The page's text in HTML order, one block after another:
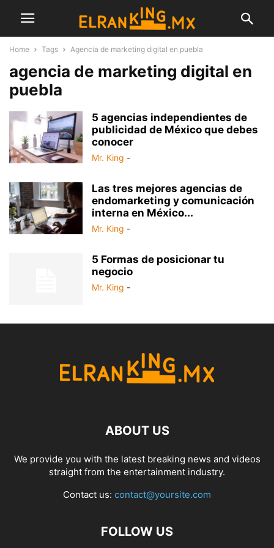
Home Tags Agencia de marketing digital en puebla
agencia de marketing digital en
puebla
5 agencias independientes de
publicidad de México que debes
conocer
Mr. King -
Las tres mejores agencias de
endomarketing y comunicación
interna en México...
Mr. King -
5 Formas de posicionar tu
negocio
Mr. King -
ABOUT US
We provide you with the latest breaking news and videos
straight from the entertainment industry.
Contact us: contact@yoursite.com
FOLLOW US